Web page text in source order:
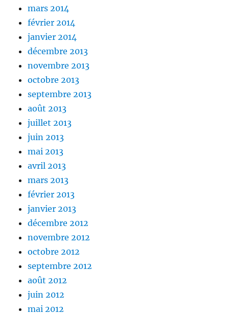
mars 2014
février 2014
janvier 2014
décembre 2013
novembre 2013
octobre 2013
septembre 2013
août 2013
juillet 2013
juin 2013
mai 2013
avril 2013
mars 2013
février 2013
janvier 2013
décembre 2012
novembre 2012
octobre 2012
septembre 2012
août 2012
juin 2012
mai 2012